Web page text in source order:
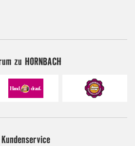
zu HORNBACH
Kundenservice